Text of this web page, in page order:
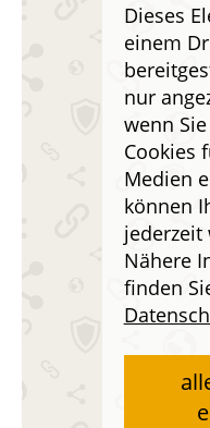
Dieses
einem
nur
wenn
Cookies
Medien
können
jederzeit
Nähere
finden